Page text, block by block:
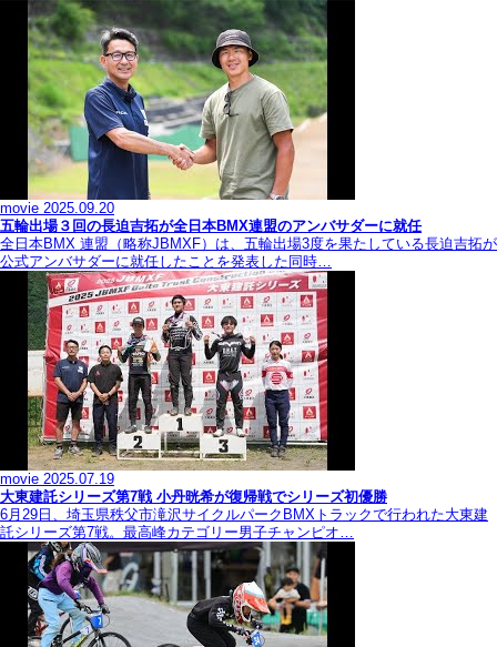
movie 2025.09.20
五輪出場３回の長迫吉拓が全日本BMX連盟のアンバサダーに就任
全日本BMX 連盟（略称JBMXF）は、五輪出場3度を果たしている長迫吉拓が
公式アンバサダーに就任したことを発表した同時…
movie 2025.07.19
大東建託シリーズ第7戦 ⼩丹晄希が復帰戦でシリーズ初優勝
6月29日、埼玉県秩父市滝沢サイクルパークBMXトラックで行われた大東建
託シリーズ第7戦。最高峰カテゴリー男子チャンピオ…